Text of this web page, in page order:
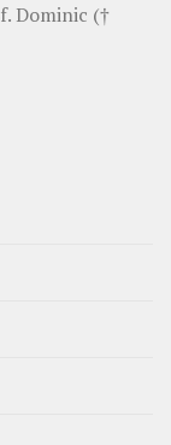
Dominic (†